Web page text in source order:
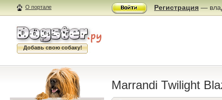
О портале Регистрация —
Добавь свою собаку!
Marrandi Twilight